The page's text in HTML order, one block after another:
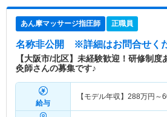
あん摩マッサージ指圧師 正職員
名称非公開 ※詳細はお問合せく
【大阪市/北区】未経験歓迎！研修制
灸師さんの募集です♪
給与
【モデル年収】 288万円～